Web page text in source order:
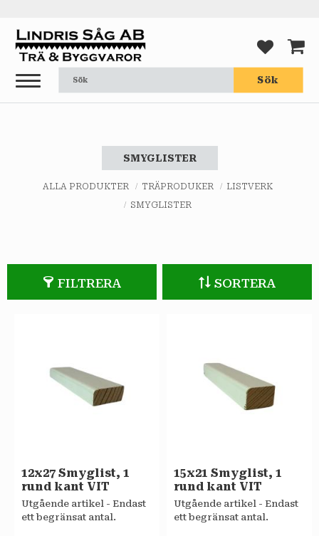
Meny
Sök
SMYGLISTER
ALLA PRODUKTER TRÄPRODUKER
LISTVERK
SMYGLISTER
FILTRERA SORTERA
12x27 Smyglist, 1
rund kant VIT
Utgående artikel - Endast
ett begränsat antal.
15x21 Smyglist, 1
rund kant VIT
Utgående artikel - Endast
ett begränsat antal.